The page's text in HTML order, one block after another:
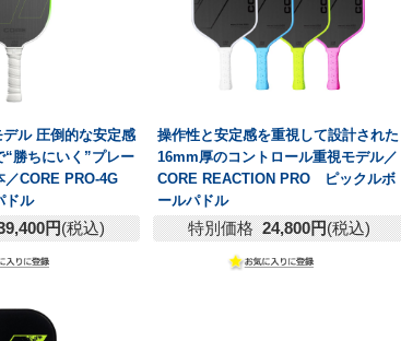
ル 圧倒的な安定感
“勝ちにいく”プレー
／CORE PRO-4G
ドル
円(税込)
操作性と安定感を重視して設計された
16mm厚のコントロール重視モデル／
CORE REACTION PRO ピックルボ
ールパドル
特別価格 24,800円(税込)